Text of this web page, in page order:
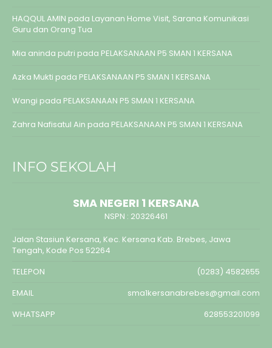
HAQQUL AMIN pada Layanan Home Visit, Sarana Komunikasi
Guru dan Orang Tua
Mia aninda putri pada PELAKSANAAN P5 SMAN 1 KERSANA
Azka Mukti pada PELAKSANAAN P5 SMAN 1 KERSANA
Wangi pada PELAKSANAAN P5 SMAN 1 KERSANA
Zahra Nafisatul Ain pada PELAKSANAAN P5 SMAN 1 KERSANA
INFO SEKOLAH
SMA NEGERI 1 KERSANA
NSPN : 20326461
Jalan Stasiun Kersana, Kec. Kersana Kab. Brebes, Jawa
Tengah, Kode Pos 52264
TELEPON
(0283) 4582655
EMAIL
sma1kersanabrebes@gmail.com
WHATSAPP
628553201099